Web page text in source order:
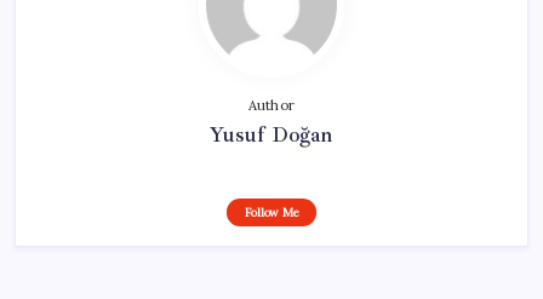
Author
Yusuf Doğan
Follow Me